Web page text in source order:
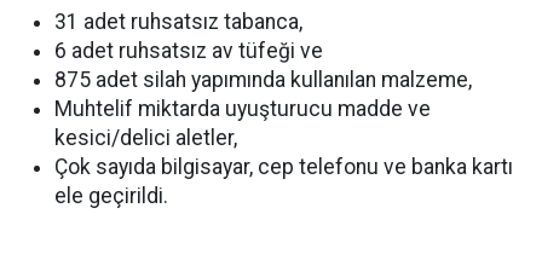
31 adet ruhsatsız tabanca,
6 adet ruhsatsız av tüfeği ve
875 adet silah yapımında kullanılan malzeme,
Muhtelif miktarda uyuşturucu madde ve
kesici/delici aletler,
Çok sayıda bilgisayar, cep telefonu ve banka kartı
ele geçirildi.